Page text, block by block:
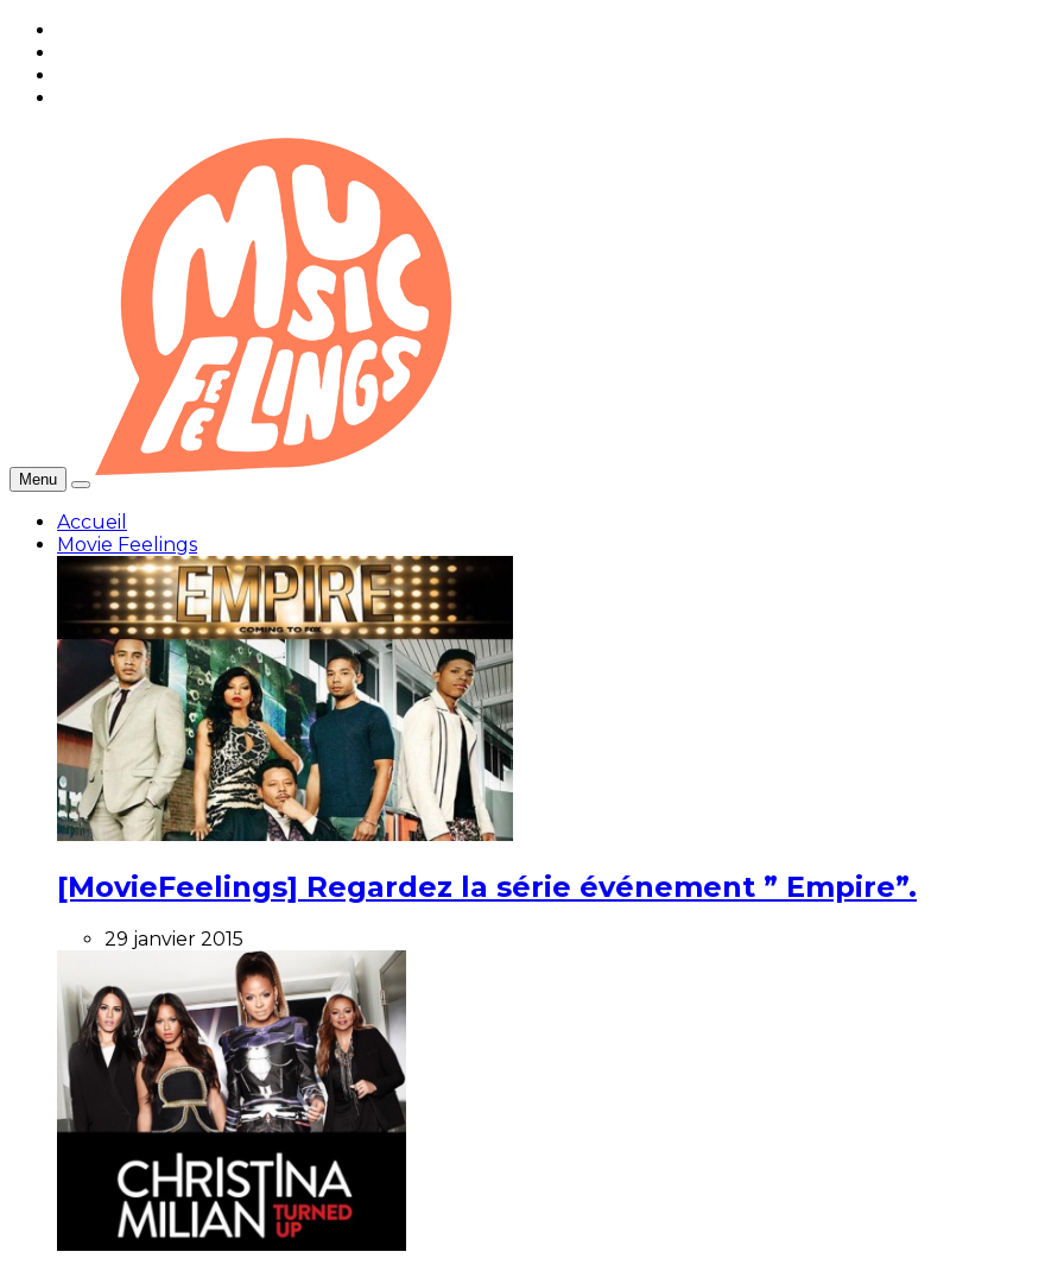
Menu
Accueil
Movie Feelings
[MovieFeelings] Regardez la série événement ” Empire”.
29 janvier 2015